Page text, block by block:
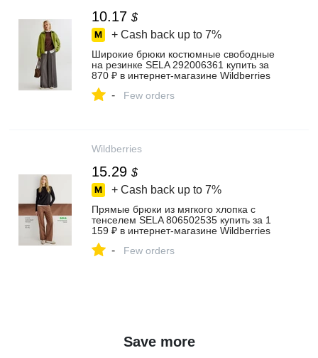
10.17 $
+ Cash back up to 7%
Широкие брюки костюмные свободные
на резинке SELA 292006361 купить за
870 ₽ в интернет‑магазине Wildberries
- Few orders
Wildberries
15.29 $
+ Cash back up to 7%
Прямые брюки из мягкого хлопка с
тенселем SELA 806502535 купить за 1
159 ₽ в интернет‑магазине Wildberries
- Few orders
Save more